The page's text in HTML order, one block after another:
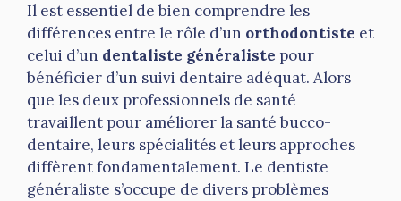
Il est essentiel de bien comprendre les
différences entre le rôle d’un orthodontiste et
celui d’un dentaliste généraliste pour
bénéficier d’un suivi dentaire adéquat. Alors
que les deux professionnels de santé
travaillent pour améliorer la santé bucco-
dentaire, leurs spécialités et leurs approches
diffèrent fondamentalement. Le dentiste
généraliste s’occupe de divers problèmes